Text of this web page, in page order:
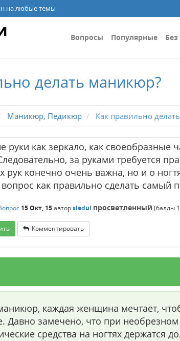
на любые темы
Вопросы Популярные
делать маникюр?
Маникюр, Педикюр Как правильно
руки как зеркало, как своеобразные
за руками требуется
рук конечно очень важна, но и о
вопрос как правильно сделать самый
15 Окт, 15авторsledui просветленный (баллы
Комментировать
каждая женщина мечтает,
Давно замечено, что при
средства на ногтях держатся